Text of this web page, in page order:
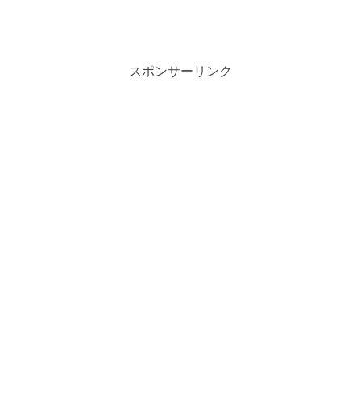
スポンサーリンク